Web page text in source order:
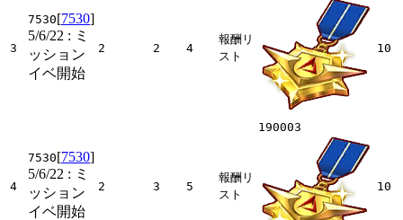
3
7530[7530]
5/6/22 : ミ
ッション
イベ開始
2 2 4
報酬リ
スト
10
4
7530[7530]
5/6/22 : ミ
ッション
イベ開始
2 3 5
報酬リ
スト
190003
10